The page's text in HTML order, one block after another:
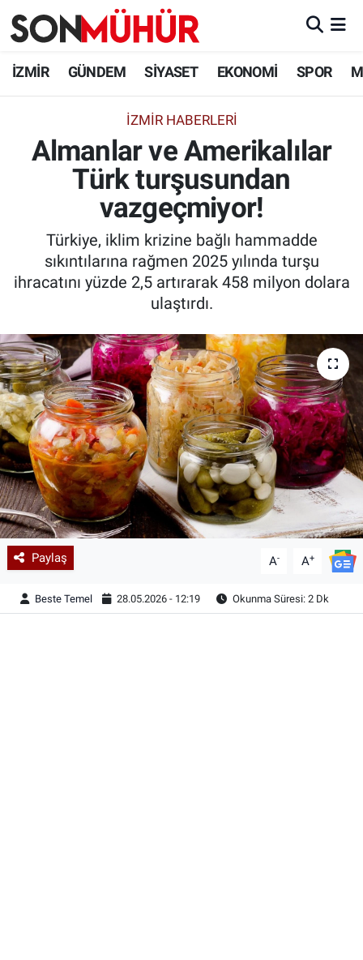
İZMİR GÜNDEM SİYASET EKONOMİ SPOR
İZMIR HABERLERI
Almanlar ve Amerikalılar
Türk turşusundan
vazgeçmiyor!
Türkiye, iklim krizine bağlı hammadde
sıkıntılarına rağmen 2025 yılında turşu
ihracatını yüzde 2,5 artırarak 458 milyon dolara
ulaştırdı.
Paylaş A- A+
Beste Temel 28.05.2026 - 12:19 Okunma Süresi: 2 Dk
İzmir Nöbetçi Eczaneler
İzmir Namaz Vakitleri
İzmir Trafik Yoğunluk Haritası
Süper Lig Puan Durumu ve Fikstür
Tüm Manşetler
Son Dakika Haberleri
Haber Arşivi